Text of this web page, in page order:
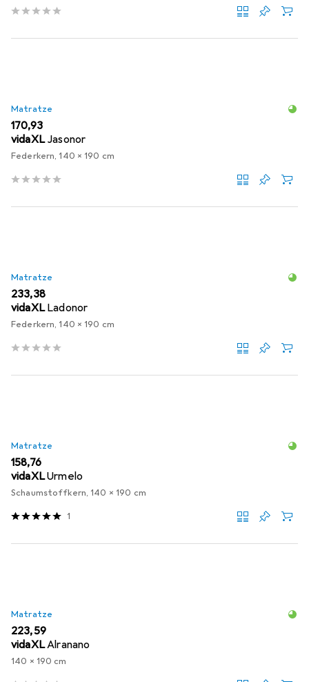
Matratze
EUR
170,93
vidaXL Jasonor
Federkern, 140 x 190 cm
Matratze
EUR
233,38
vidaXL Ladonor
Federkern, 140 x 190 cm
Matratze
EUR
158,76
vidaXLUrmelo
Schaumstoffkern, 140 x 190 cm
1
Matratze
EUR
223,59
vidaXLAlranano
140 x 190 cm